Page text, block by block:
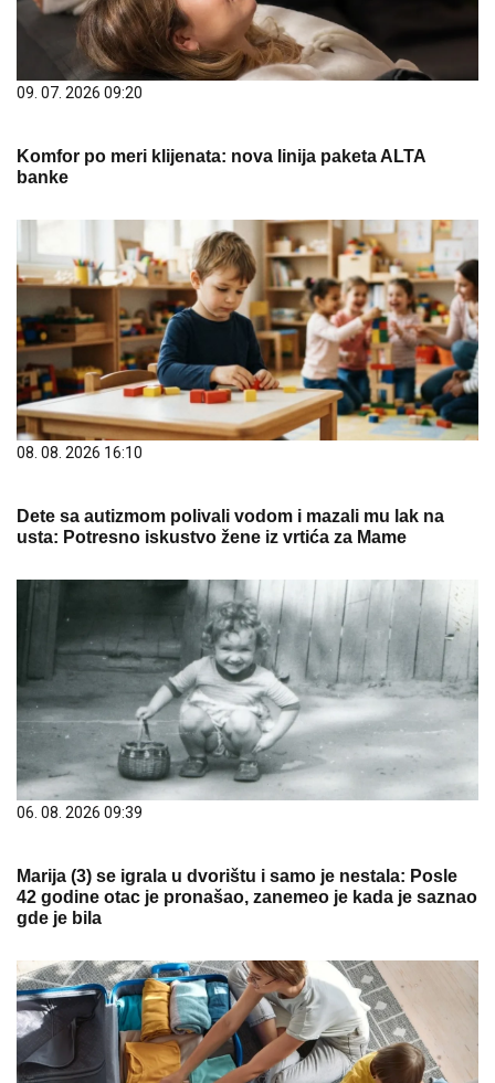
09. 07. 2026 09:20
Komfor po meri klijenata: nova linija paketa ALTA
banke
08. 08. 2026 16:10
Dete sa autizmom polivali vodom i mazali mu lak na
usta: Potresno iskustvo žene iz vrtića za Mame
06. 08. 2026 09:39
Marija (3) se igrala u dvorištu i samo je nestala: Posle
42 godine otac je pronašao, zanemeo je kada je saznao
gde je bila